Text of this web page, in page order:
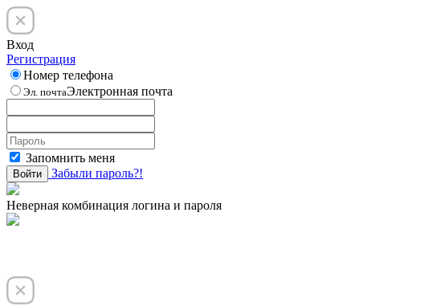
Вход
Регистрация
Номер телефона
Эл. почтаЭлектронная почта
Запомнить меня
Войти Забыли пароль?!
Неверная комбинация логина и пароля